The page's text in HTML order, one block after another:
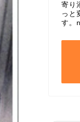
寄り
っと
す。